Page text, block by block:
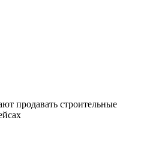
продавать строительные